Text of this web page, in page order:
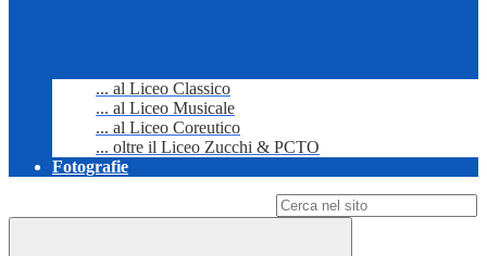
... al Liceo Classico
... al Liceo Musicale
... al Liceo Coreutico
... oltre il Liceo Zucchi & PCTO
Fotografie